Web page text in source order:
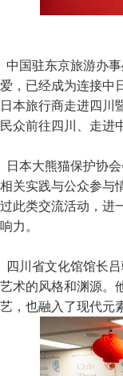
中国驻东京旅游办
爱，已经成为连接中
日本旅行商走进四川
民众前往四川、走进
日本大熊猫保护协
相关实践与公众参与
过此类交流活动，进
响力。
四川省文化馆馆长
艺术的风格和渊源。
艺，也融入了现代元